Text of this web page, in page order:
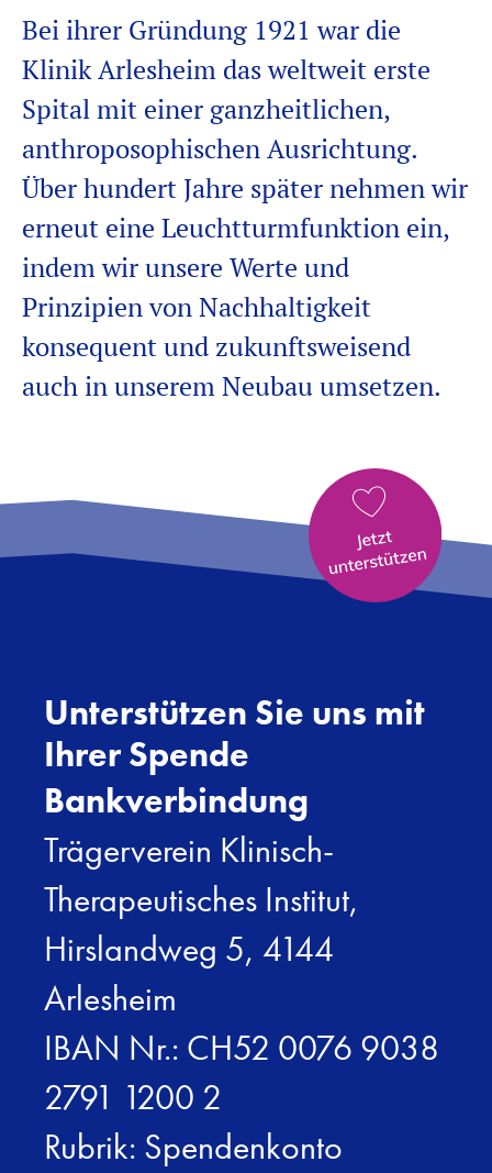
Bei ihrer Gründung 1921 war die
Klinik Arlesheim das weltweit erste
Spital mit einer ganzheitlichen,
anthroposophischen Ausrichtung.
Über hundert Jahre später nehmen wir
erneut eine Leuchtturmfunktion ein,
indem wir unsere Werte und
Prinzipien von Nachhaltigkeit
konsequent und zukunftsweisend
auch in unserem Neubau umsetzen.
Unterstützen Sie uns mit
Ihrer Spende
Bankverbindung
Trägerverein Klinisch-
Therapeutisches Institut,
Hirslandweg 5, 4144
Arlesheim
IBAN Nr.: CH52 0076 9038
2791 1200 2
Rubrik: Spendenkonto